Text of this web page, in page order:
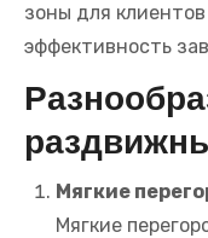
зоны для
эффективность
Мягкие
Мягкие